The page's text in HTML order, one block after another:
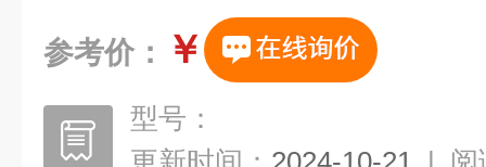
参考价： ￥
型号：